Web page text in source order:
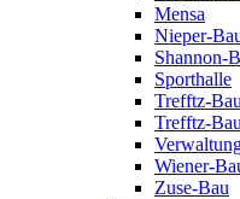
Mensa
Nieper-
Shannon-
Sporthalle
Trefftz-Bau
Trefftz-
Wiener-
Zuse-Bau